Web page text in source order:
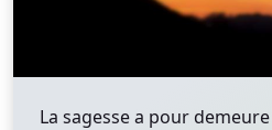
La sagesse a pour